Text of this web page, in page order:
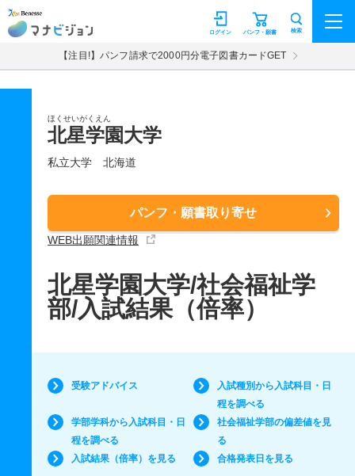
マナビジョン パンフ・願書
ログイン 検索
【注目!】パンフ請求で2000円分電子図書カードGET
ほくせいがくえん
北星学園大学
私立大学 北海道
パンフ・願書取り寄せ
WEB出願関連情報
北星学園大学/社会福祉学
部/入試結果（倍率）
受験アドバイス
入試種別から入試科目・日
程を調べる
学部学科から入試科目・日
程を調べる
社会福祉学部の偏差値を見
る
入試結果（倍率）を見る
合格発表日を見る